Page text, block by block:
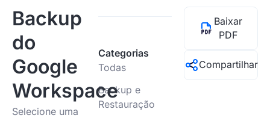
Categorias
Todas
Backup e
Restauração
Backup
do
Google
Workspace
Selecione uma
Baixar
PDF
Compartilhar